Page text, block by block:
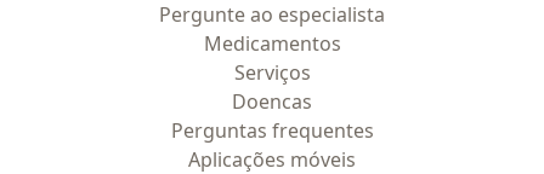
Pergunte ao especialista
Medicamentos
Serviços
Doencas
Perguntas frequentes
Aplicações móveis